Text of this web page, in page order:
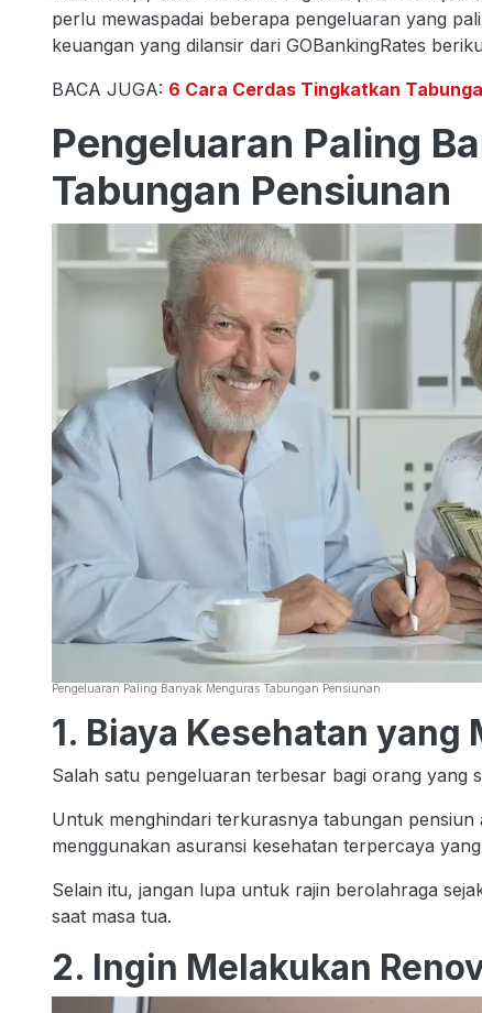
perlu mewaspadai beberapa pengeluaran yang
keuangan yang dilansir dari GOBankingRates
BACA JUGA: 6 Cara Cerdas Tingkatkan
Pengeluaran Paling
Tabungan Pensiunan
Pengeluaran Paling Banyak Menguras Tabungan Pensiunan
1. Biaya Kesehatan yang
Salah satu pengeluaran terbesar bagi orang yang
Untuk menghindari terkurasnya tabungan
menggunakan asuransi kesehatan terpercaya
Selain itu, jangan lupa untuk rajin berolahraga
saat masa tua.
2. Ingin Melakukan